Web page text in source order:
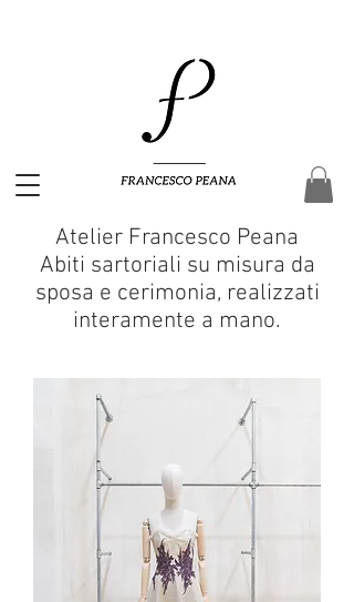
Atelier Francesco Peana
Abiti sartoriali su misura da
sposa e cerimonia, realizzati
interamente a mano.